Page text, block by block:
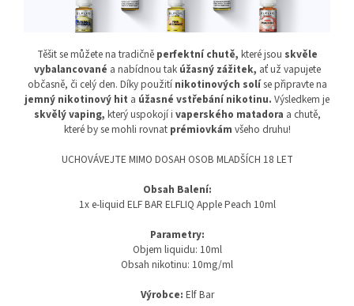
Těšit se můžete na tradičně perfektní chutě, které jsou skvěle
vybalancované a nabídnou tak úžasný zážitek, ať už vapujete
občasně, či celý den. Díky použití nikotinových solíse připravte na
jemný nikotinový hit a úžasné vstřebání nikotinu. Výsledkem je
skvělý vaping, který uspokojí i vaperského matadora a chutě,
které by se mohli rovnat prémiovkám všeho druhu!
UCHOVÁVEJTE MIMO DOSAH OSOB MLADŠÍCH 18 LET
Obsah Balení:
1x e-liquid ELF BAR ELFLIQ Apple Peach 10ml
Parametry:
Objem liquidu: 10ml
Obsah nikotinu: 10mg/ml
Výrobce: Elf Bar